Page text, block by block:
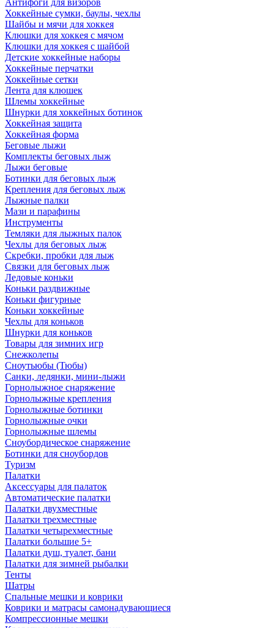
Антифоги для визоров
Хоккейные сумки, баулы, чехлы
Шайбы и мячи для хоккея
Клюшки для хоккея с мячом
Клюшки для хоккея с шайбой
Детские хоккейные наборы
Хоккейные перчатки
Хоккейные сетки
Лента для клюшек
Шлемы хоккейные
Шнурки для хоккейных ботинок
Хоккейная защита
Хоккейная форма
Беговые лыжи
Комплекты беговых лыж
Лыжи беговые
Ботинки для беговых лыж
Крепления для беговых лыж
Лыжные палки
Мази и парафины
Инструменты
Темляки для лыжных палок
Чехлы для беговых лыж
Скребки, пробки для лыж
Связки для беговых лыж
Ледовые коньки
Коньки раздвижные
Коньки фигурные
Коньки хоккейные
Чехлы для коньков
Шнурки для коньков
Товары для зимних игр
Снежколепы
Сноутьюбы (Тюбы)
Санки, ледянки, мини-лыжи
Горнолыжное снаряжение
Горнолыжные крепления
Горнолыжные ботинки
Горнолыжные очки
Горнолыжные шлемы
Сноубордическое снаряжение
Ботинки для сноубордов
Туризм
Палатки
Аксессуары для палаток
Автоматические палатки
Палатки двухместные
Палатки трехместные
Палатки четырехместные
Палатки большие 5+
Палатки душ, туалет, бани
Палатки для зимней рыбалки
Тенты
Шатры
Спальные мешки и коврики
Коврики и матрасы самонадувающиеся
Компрессионные мешки